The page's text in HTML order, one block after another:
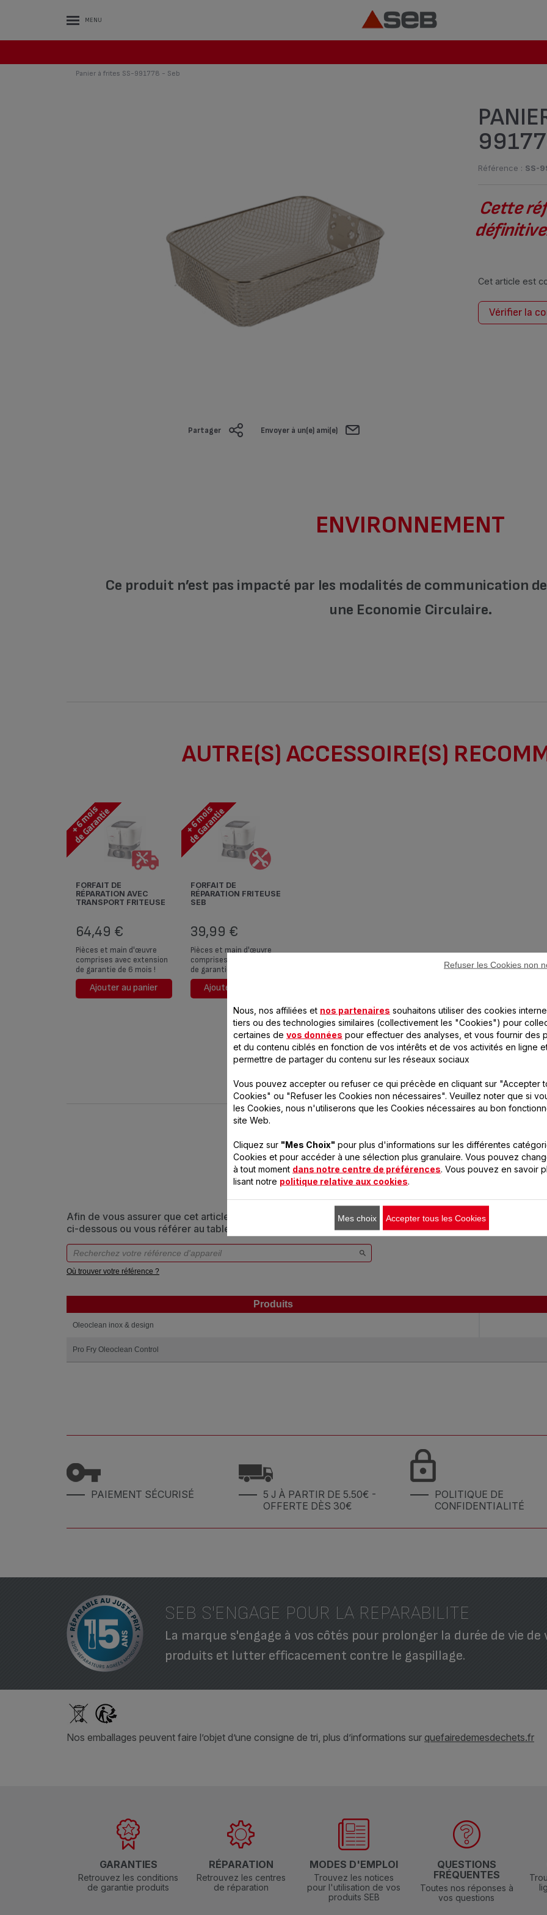
MENU
Panier à frites SS-991778 - Seb
Référence : SS-
Partager Envoyer à un(e) ami(e)
Cette
Cet article est
Vérifier la
ENVIRONNEMENT
Ce produit n’est pas impacté par les modalités de communication
une Economie Circulaire.
AUTRE(S) ACCESSOIRE(S)
FORFAIT DE
RÉPARATION AVEC
TRANSPORT FRITEUSE
64,49 €
Pièces et main d'œuvre
comprises avec extension
de garantie de 6 mois !
Ajouter au panier
FORFAIT DE
RÉPARATION FRITEUSE
SEB
39,99 €
Pièces et main d'œuvre
comprises avec extension
de garantie de 6 mois !
Ajouter au panier
CONÇU POUR 2
Afin de vous assurer que cet article est bien compatible avec votre appareil, veuillez saisir la
ci-dessous ou vous référer au tableau
Où trouver votre référence ?
Produits
Oleoclean inox & design
Pro Fry Oleoclean Control
PAIEMENT SÉCURISÉ
5 J À PARTIR DE 5.50€ -
OFFERTE DÈS 30€
POLITIQUE DE
CONFIDENTIALITÉ
SEB S'ENGAGE POUR LA REPARABILITE
La marque s'engage à vos côtés pour prolonger la durée de vie de
produits et lutter efficacement contre le gaspillage.
Nos emballages peuvent faire l’objet d’une consigne de tri, plus d’informations sur quefairedemesdechets.fr
GARANTIES
Retrouvez les conditions
de garantie produits
RÉPARATION
Retrouvez les centres
de réparation
MODES D'EMPLOI
Trouvez les notices
pour l'utilisation de vos
produits SEB
QUESTIONS
FRÉQUENTES
Toutes nos réponses à
vos questions
Nous, nos affiliées et nos partenaires souhaitons utiliser des cookies
tiers ou des technologies similaires (collectivement les "Cookies") pour
certaines de vos données pour effectuer des analyses, et vous fournir des
et du contenu ciblés en fonction de vos intérêts et de vos activités en ligne
permettre de partager du contenu sur les réseaux sociaux
Vous pouvez accepter ou refuser ce qui précède en cliquant sur "Accepter
Cookies" ou "Refuser les Cookies non nécessaires". Veuillez noter que si
les Cookies, nous n'utiliserons que les Cookies nécessaires au bon
site Web.
Cliquez sur "Mes Choix" pour plus d'informations sur les différentes
Cookies et pour accéder à une sélection plus granulaire. Vous pouvez
à tout moment dans notre centre de préférences . Vous pouvez en savoir
lisant notre politique relative aux cookies
Refuser les Cookies non
Mes choix Accepter tous les Cookies